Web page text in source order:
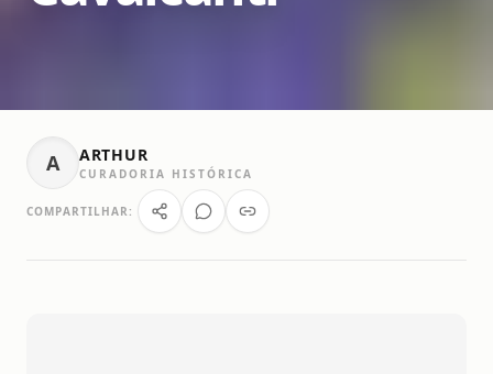
A ARTHUR
CURADORIA HISTÓRICA
COMPARTILHAR: